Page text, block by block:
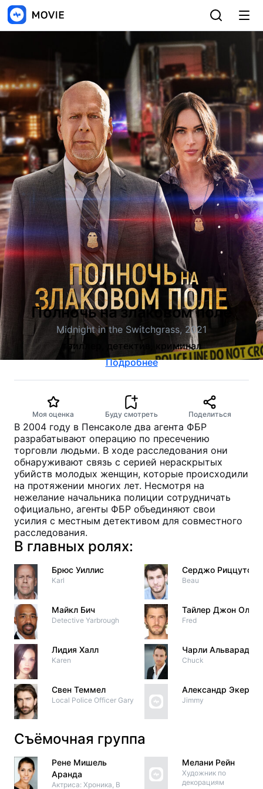
Полночь на злаковом поле
Midnight in the Switchgrass, 2021
триллер, детектив, криминал
Подробнее
Моя оценка Буду смотреть Поделиться
В 2004 году в Пенсаколе два агента ФБР
разрабатывают операцию по пресечению
торговли людьми. В ходе расследования они
обнаруживают связь с серией нераскрытых
убийств молодых женщин, которые происходили
на протяжении многих лет. Несмотря на
нежелание начальника полиции сотрудничать
официально, агенты ФБР объединяют свои
усилия с местным детективом для совместного
расследования.
В главных ролях:
Брюс Уиллис
Karl
Майкл Бич
Detective Yarbrough
Лидия Халл
Karen
Свен Теммел
Local Police Officer Gary
Серджо Риццуто
Beau
Тайлер Джон Олсон
Fred
Чарли Альварадо
Chuck
Александр Экерт
Jimmy
Съёмочная группа
Рене Мишель
Аранда
Актриса: Хроника, В
Мелани Рейн
Художник по
декорациям